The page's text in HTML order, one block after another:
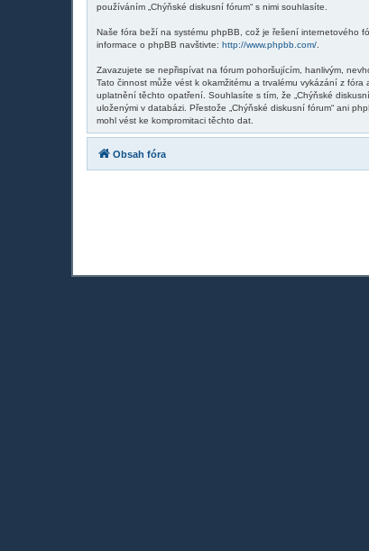
používáním „Chýňské diskusní fórum“ s nimi souhlasíte.
Naše fóra beží na systému phpBB, což je řešení internetového
informace o phpBB navštivte: http://www.phpbb.com/
Zavazujete se nepřispívat na fórum pohoršujícím, hanlivým,
Tato činnost může vést k okamžitému a trvalému vykázání z
uplatnění těchto opatření. Souhlasíte s tím, že „Chýňské
uloženými v databázi. Přestože „Chýňské diskusní fórum“ ani
mohl vést ke kompromitaci těchto dat.
Obsah fóra